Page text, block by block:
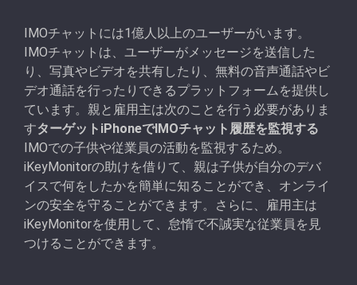
IMOチャットには1億人以上のユーザーがいます。
IMOチャットは、ユーザーがメッセージを送信した
り、写真やビデオを共有したり、無料の音声通話やビ
デオ通話を行ったりできるプラットフォームを提供し
ています。親と雇用主は次のことを行う必要がありま
すターゲットiPhoneでIMOチャット履歴を監視する
IMOでの子供や従業員の活動を監視するため。
iKeyMonitorの助けを借りて、親は子供が自分のデバ
イスで何をしたかを簡単に知ることができ、オンライ
ンの安全を守ることができます。さらに、雇用主は
iKeyMonitorを使用して、怠惰で不誠実な従業員を見
つけることができます。